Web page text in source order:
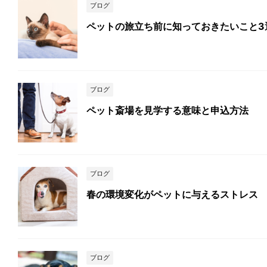
ブログ
ペットの旅立ち前に知っておきたいこと3
ブログ
ペット斎場を見学する意味と申込方法
ブログ
春の環境変化がペットに与えるストレス
ブログ